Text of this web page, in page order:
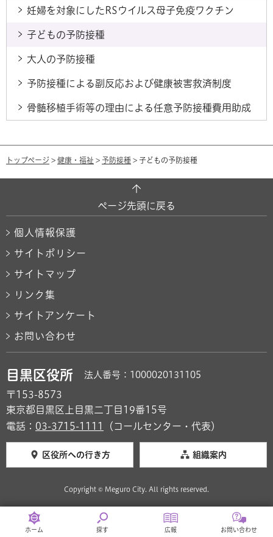
ホーム 探す 広報 お問い合わせ
妊婦を対象にしたRSウイルス母子免疫ワクチン
子どもの予防接種
大人の予防接種
予防接種による副反応および健康被害救済制度
骨髄移植手術等の理由による任意予防接種費用助成
トップページ > 健康・福祉 > 予防接種 > 子どもの予防接種
ページ先頭に戻る
個人情報保護
サイトポリシー
サイトマップ
リンク集
サイトアンケート
お問い合わせ
目黒区役所 法人番号：1000020131105
〒153-8573
東京都目黒区上目黒二丁目19番15号
電話： 03-3715-1111 （コールセンター・代表）
区役所への行き方 組織案内
Copyright © Meguro City. All rights reserved.